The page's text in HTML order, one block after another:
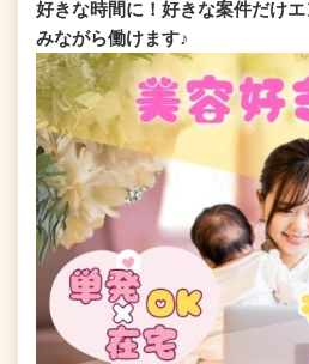
好きな時間に！好きな案件だけ
みながら働けます♪